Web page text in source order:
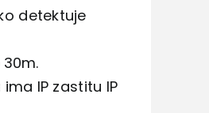
detektuje
IP zastitu IP